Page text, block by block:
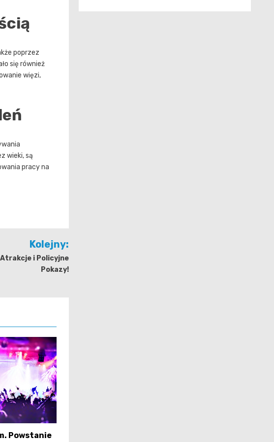
poprzez
się również
więzi,
wieki, są
pracy na
Kolejny:
i Policyjne
Pokazy!
Powstanie